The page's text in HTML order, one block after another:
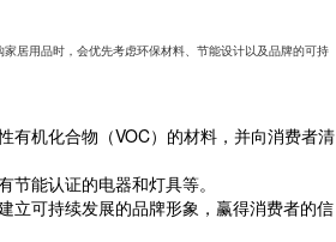
居用品时，会优先考虑环保材料、节能设计以及品牌的可持
有机化合物（VOC）的材料，并向消费者清
节能认证的电器和灯具等。
立可持续发展的品牌形象，赢得消费者的信